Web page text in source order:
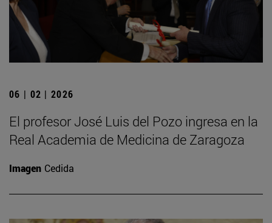
06 | 02 | 2026
El profesor José Luis del Pozo ingresa en la
Real Academia de Medicina de Zaragoza
Imagen Cedida